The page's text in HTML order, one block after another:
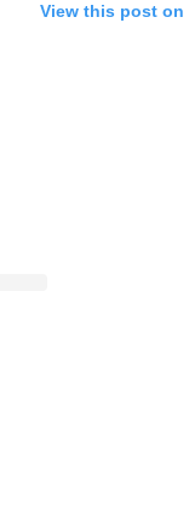
View this post on